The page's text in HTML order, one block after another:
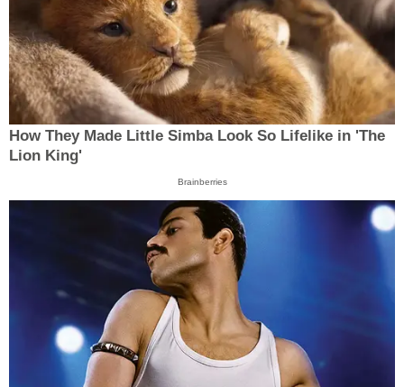
How They Made Little Simba Look So Lifelike in 'The
Lion King'
Brainberries